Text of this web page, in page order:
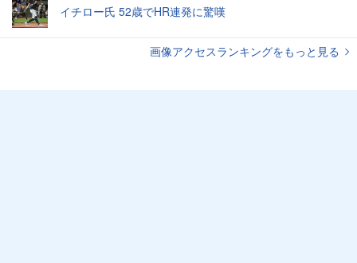
イチロー氏 52歳でHR連発に驚嘆
画像アクセスランキングをもっと見る